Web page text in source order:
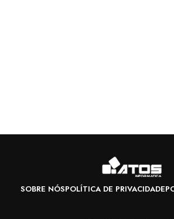
SOBRE NÓSPOLÍTICA DE PRIVACIDADE